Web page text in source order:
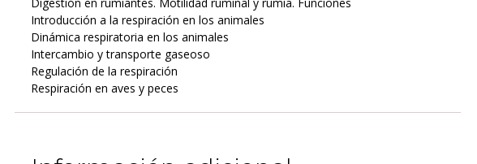
Introducción a la respiración en los animales
Dinámica respiratoria en los animales
Intercambio y transporte gaseoso
Regulación de la respiración
Respiración en aves y peces